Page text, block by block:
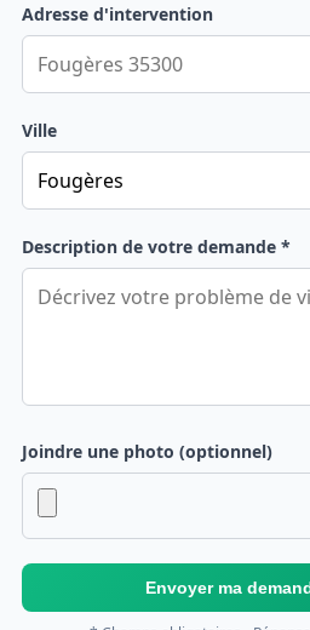
Adresse d'intervention
Ville
Description de votre demande *
Joindre une photo (optionnel)
Envoyer ma